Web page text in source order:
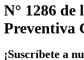
N° 1286 de
Preventiva
¡Suscríbete a